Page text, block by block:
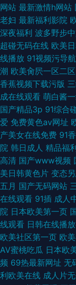
网站 最新激情h网站
老妇 最新福利影院
深夜福利 波多野步
超碰无码在线 欧美
线播放 91视频污导航
潮 欧美肏屄一区二区
香蕉视频下载污版
成在线观看 萌白酱
国产精品3p 91综合
爱 免费黄色av网址
产美女在线免费 91
院 韩日成人 精品福
高清 国产www视频
美日韩黄色片 变态
五月 国产无码网站
在线观看 91插 成人
院 日本欧美第一页
线观看 日韩在线播
欧美社区第一页 欧
AV蜜桃吃瓜 日本欧
频 69热最新网址 无
利欧美在线 成人片